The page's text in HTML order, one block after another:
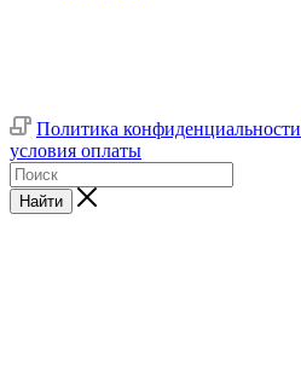
Политика конфиденциальности
условия оплаты
Найти